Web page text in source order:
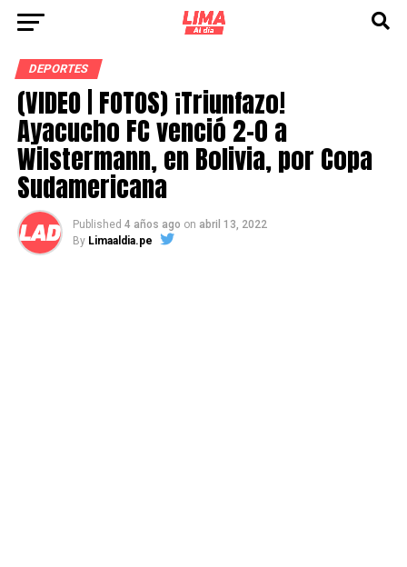
DEPORTES
(VIDEO | FOTOS) ¡Triunfazo!
Ayacucho FC venció 2-0 a
Wilstermann, en Bolivia, por Copa
Sudamericana
Published 4 años ago on abril 13, 2022
By Limaaldia.pe